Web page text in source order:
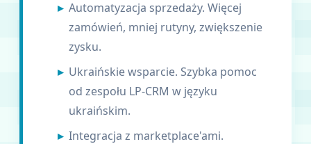
Automatyzacja sprzedaży. Więcej
zamówień, mniej rutyny, zwiększenie
zysku.
Ukraińskie wsparcie. Szybka pomoc
od zespołu LP-CRM w języku
ukraińskim.
Integracja z marketplace'ami.